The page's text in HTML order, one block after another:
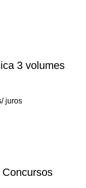
3 volumes
juros